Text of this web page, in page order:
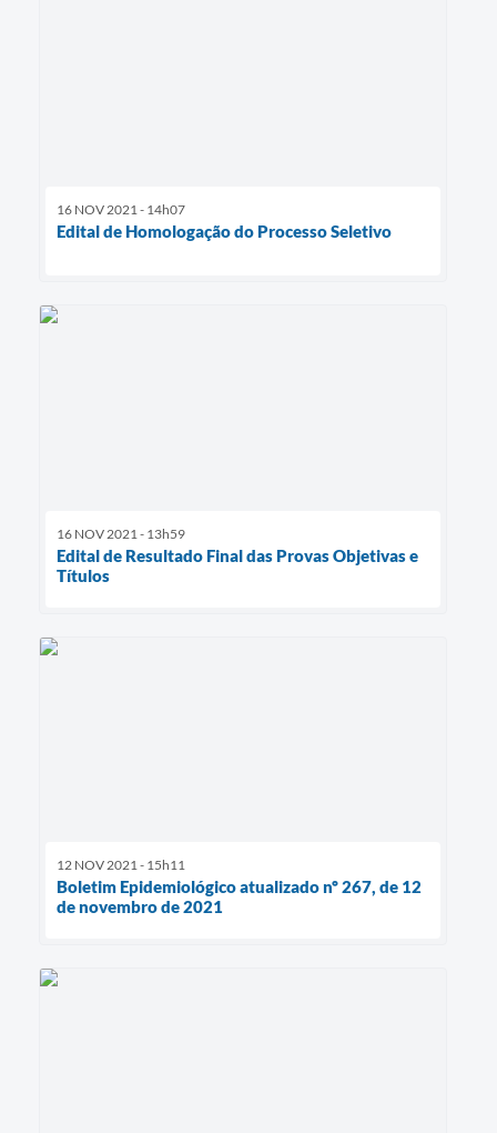
16 NOV 2021 - 14h07
Edital de Homologação do Processo Seletivo
16 NOV 2021 - 13h59
Edital de Resultado Final das Provas Objetivas e
Títulos
12 NOV 2021 - 15h11
Boletim Epidemiológico atualizado nº 267, de 12
de novembro de 2021